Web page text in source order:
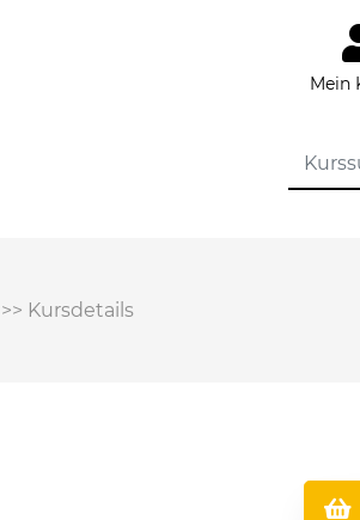
Mein
>> Kursdetails